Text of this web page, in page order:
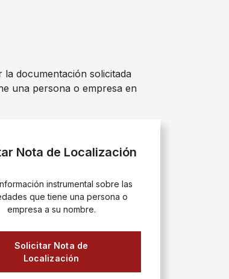
la documentación solicitada
una persona o empresa en
Nota de Localización
instrumental sobre las
que tiene una persona o
empresa a su nombre.
Solicitar Nota de
Localización